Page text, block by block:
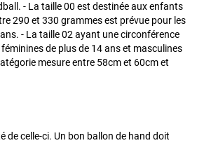
- La taille 00 est destinée aux enfants
290 et 330 grammes est prévue pour les
- La taille 02 ayant une circonférence
de plus de 14 ans et masculines
mesure entre 58cm et 60cm et
celle-ci. Un bon ballon de hand doit